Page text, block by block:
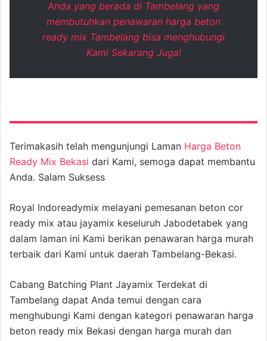
Anda yang berada di Tambelang yang
membutuhkan penawaran harga beton
ready mix Tambelang bisa menghubungi
Kami Sekarang Juga!
Terimakasih telah mengunjungi Laman Harga Beton
Ready Mix Bekasi dari Kami, semoga dapat membantu
Anda. Salam Suksess
Royal Indoreadymix melayani pemesanan beton cor
ready mix atau jayamix keseluruh Jabodetabek yang
dalam laman ini Kami berikan penawaran harga murah
terbaik dari Kami untuk daerah Tambelang-Bekasi.
Cabang Batching Plant Jayamix Terdekat di
Tambelang dapat Anda temui dengan cara
menghubungi Kami dengan kategori penawaran harga
beton ready mix Bekasi dengan harga murah dan